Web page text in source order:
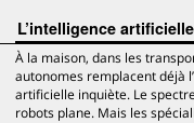
L’intelligence
À la maison, dans les
autonomes remplacent déjà
artificielle inquiète. Le
robots plane. Mais les